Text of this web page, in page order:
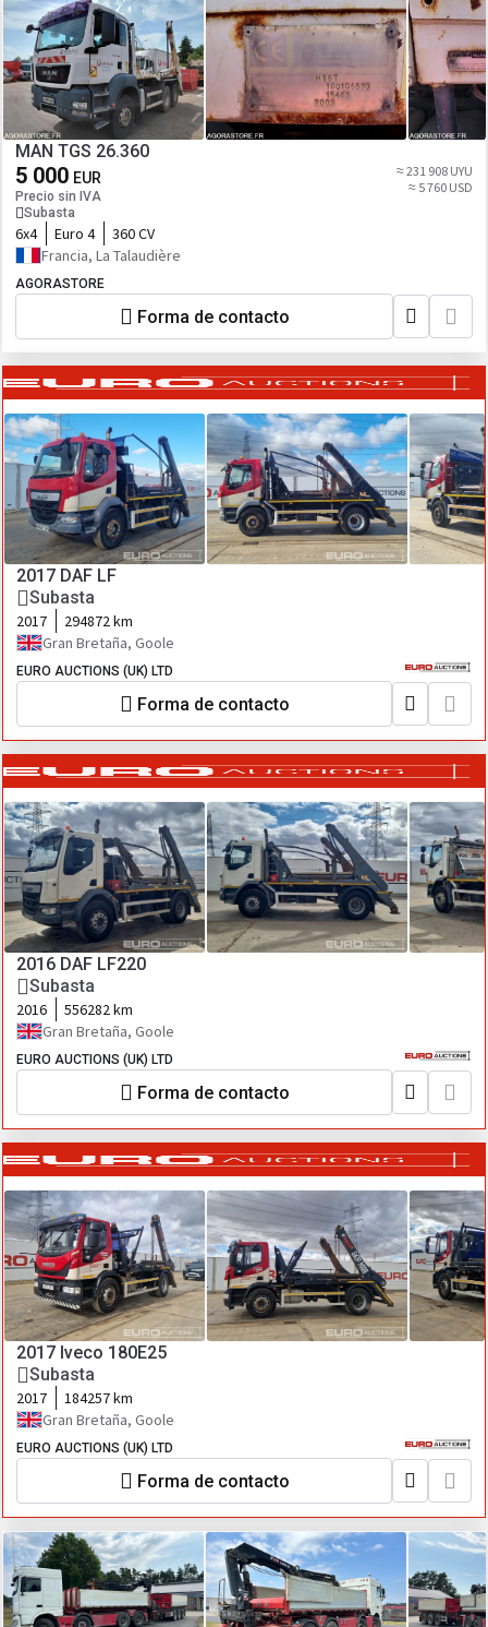
MAN TGS 26.360
5 000 EUR
Precio sin IVA
Subasta
≈ 231 908 UYU
≈ 5 760 USD
6x4 Euro 4
360 CV
Francia, La Talaudière
AGORASTORE
Forma de contacto
2017 DAF LF
Subasta
2017
294872 km
Gran Bretaña, Goole
EURO AUCTIONS (UK) LTD
Forma de contacto
2016 DAF LF220
Subasta
2016
556282 km
Gran Bretaña, Goole
EURO AUCTIONS (UK) LTD
Forma de contacto
2017 Iveco 180E25
Subasta
2017
184257 km
Gran Bretaña, Goole
EURO AUCTIONS (UK) LTD
Forma de contacto